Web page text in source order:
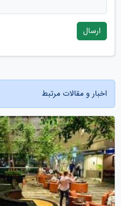
ارسال
اخبار و مقالات مرتبط